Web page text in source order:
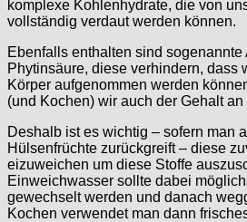
komplexe Kohlenhydrate, die von
vollständig verdaut werden können.
Ebenfalls enthalten sind sogenannte
Phytinsäure, diese verhindern, dass
Körper aufgenommen werden
(und Kochen) wir auch der Gehalt
Deshalb ist es wichtig – sofern man
Hülsenfrüchte zurückgreift – diese
eizuweichen um diese Stoffe
Einweichwasser sollte dabei
gewechselt werden und danach
Kochen verwendet man dann